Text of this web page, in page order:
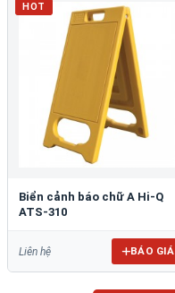
HOT
Biển cảnh báo chữ A Hi-Q
ATS-310
Liên hệ BÁO GIÁ